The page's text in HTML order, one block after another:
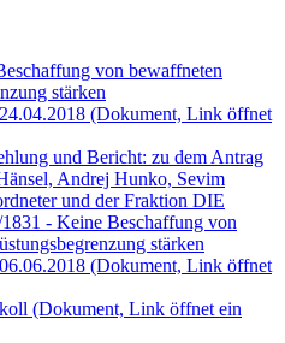
von bewaffneten
stärken
(Dokument, Link öffnet
und Bericht: zu dem Antrag
Andrej Hunko, Sevim
und der Fraktion DIE
- Keine Beschaffung von
stärken
(Dokument, Link öffnet
(Dokument, Link öffnet ein